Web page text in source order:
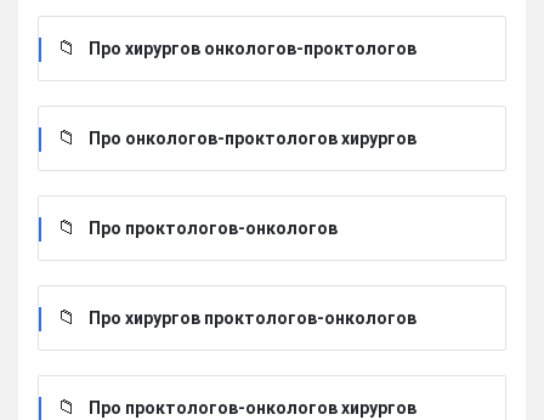
Про хирургов онкологов-проктологов
Про онкологов-проктологов хирургов
Про проктологов-онкологов
Про хирургов проктологов-онкологов
Про проктологов-онкологов хирургов